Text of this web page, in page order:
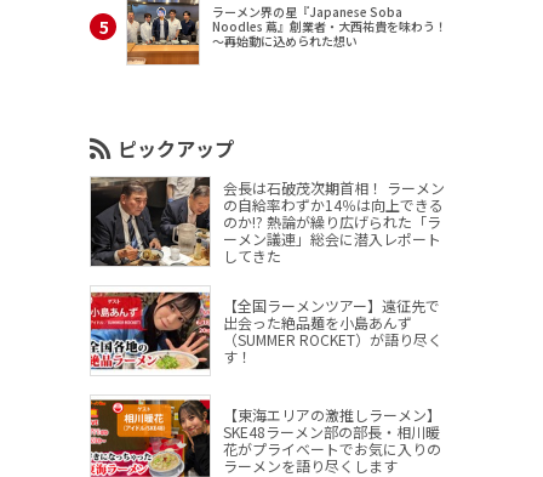
ラーメン界の星『Japanese Soba
Noodles 蔦』創業者・大西祐貴を味わう！
～再始動に込められた想い
ピックアップ
会長は石破茂次期首相！ ラーメン
の自給率わずか14％は向上できる
のか!? 熱論が繰り広げられた「ラ
ーメン議連」総会に潜入レポート
してきた
【全国ラーメンツアー】遠征先で
出会った絶品麺を小島あんず
（SUMMER ROCKET）が語り尽く
す！
【東海エリアの激推しラーメン】
SKE48ラーメン部の部長・相川暖
花がプライベートでお気に入りの
ラーメンを語り尽くします